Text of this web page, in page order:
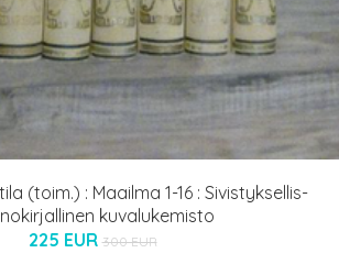
(toim.) : Maailma 1-16 : Sivistyksellis-
kuvalukemisto
225 EUR 300 EUR